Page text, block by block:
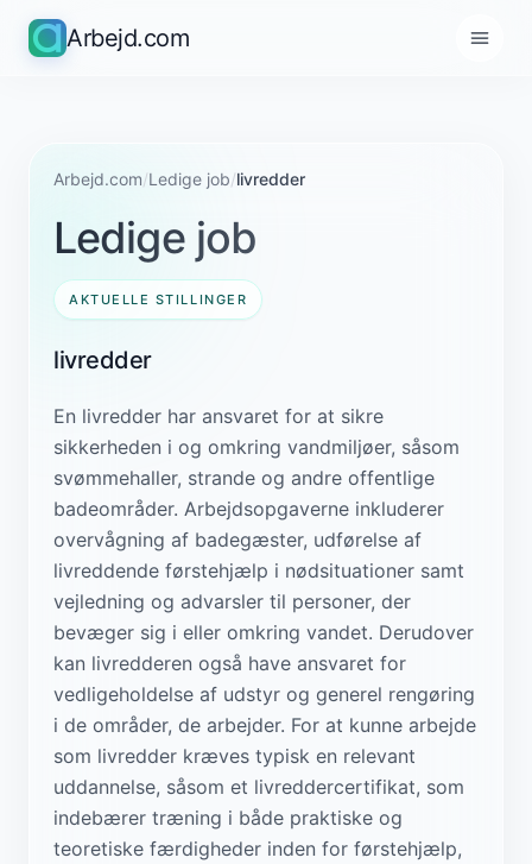
Arbejd.com
Arbejd.com/Ledige job/livredder
Ledige job
AKTUELLE STILLINGER
livredder
En livredder har ansvaret for at sikre
sikkerheden i og omkring vandmiljøer, såsom
svømmehaller, strande og andre offentlige
badeområder. Arbejdsopgaverne inkluderer
overvågning af badegæster, udførelse af
livreddende førstehjælp i nødsituationer samt
vejledning og advarsler til personer, der
bevæger sig i eller omkring vandet. Derudover
kan livredderen også have ansvaret for
vedligeholdelse af udstyr og generel rengøring
i de områder, de arbejder. For at kunne arbejde
som livredder kræves typisk en relevant
uddannelse, såsom et livreddercertifikat, som
indebærer træning i både praktiske og
teoretiske færdigheder inden for førstehjælp,